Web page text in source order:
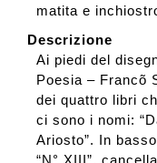
matita e
Descrizione
Ai piedi del
Poesia – Francõ
dei quattro libri
ci sono i nomi:
Ariosto”. In